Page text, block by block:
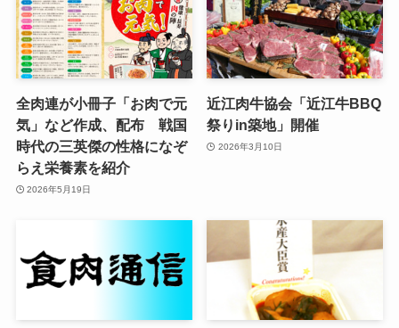
全肉連が小冊子「お肉で元
気」など作成、配布 戦国
時代の三英傑の性格になぞ
らえ栄養素を紹介
2026年5月19日
近江肉牛協会「近江牛BBQ
祭りin築地」開催
2026年3月10日